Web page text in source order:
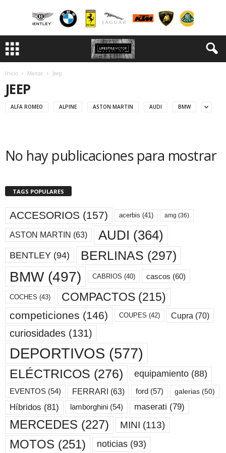
Inicio Marcas Jeep
JEEP
ALFA ROMEO ALPINE ASTON MARTIN AUDI BMW
No hay publicaciones para mostrar
TAGS POPULARES
ACCESORIOS (157) acerbis (41) amg (36)
ASTON MARTIN (63) AUDI (364)
BENTLEY (94) BERLINAS (297)
BMW(497) CABRIOS (40) cascos (60)
COCHES (43) COMPACTOS (215)
competiciones (146) COUPES (42) Cupra (70)
curiosidades (131)
DEPORTIVOS (577)
ELÉCTRICOS (276) equipamiento (88)
EVENTOS (54) FERRARI (63) ford (57) galerias (50)
Híbridos (81) lamborghini (54) maserati (79)
MERCEDES (227) MINI (113)
MOTOS (251) noticias (93)